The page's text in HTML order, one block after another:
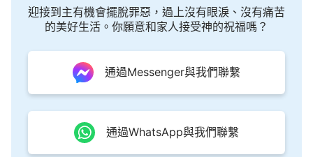
時隨地的監控、舉報下，依然一步一步地靠近趙智
明。只因為趙智明帶來的信息太讓他震撼了，他相信
是主的奇妙安排，他才會在監牢裡遇見全能神教會的
信徒，所以再危險他也要尋求清楚全能神到底是不是
主的再來？然而中共的監牢裡，豈是基督徒怎麼想就
怎麼成就的地方，於是有了祈盼路上的第六重曲折險
迎接到主有機會擺脫罪惡，過上沒有眼淚、沒有痛苦
的美好生活。你願意和家人接受神的祝福嗎？
通過Messenger與我們聯繫
通過WhatsApp與我們聯繫